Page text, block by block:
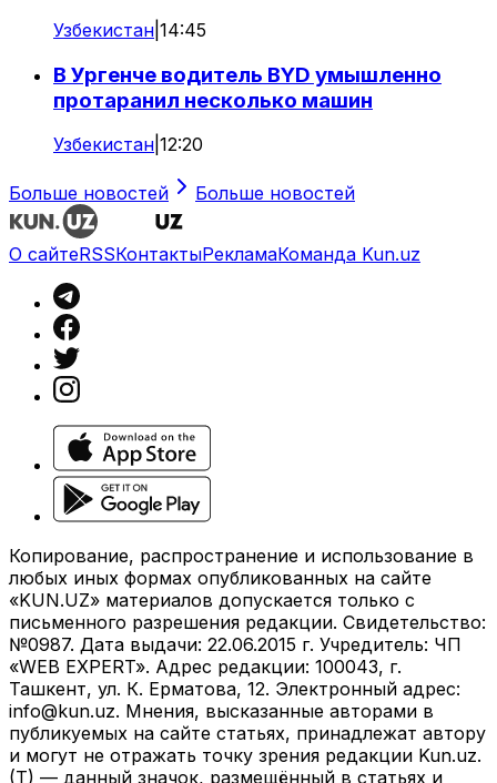
Узбекистан 14:45
В Ургенче водитель BYD умышленно
протаранил несколько машин
Узбекистан 12:20
Больше новостей Больше новостей
О сайтеRSSКонтактыРекламаКоманда Kun.uz
Копирование, распространение и использование в
любых иных формах опубликованных на сайте
«KUN.UZ» материалов допускается только с
письменного разрешения редакции. Свидетельство:
№0987. Дата выдачи: 22.06.2015 г. Учредитель: ЧП
«WEB EXPERT». Адрес редакции: 100043, г.
Ташкент, ул. К. Ерматова, 12. Электронный адрес:
info@kun.uz. Мнения, высказанные авторами в
публикуемых на сайте статьях, принадлежат автору
и могут не отражать точку зрения редакции Kun.uz.
(T) — данный значок, размещённый в статьях и